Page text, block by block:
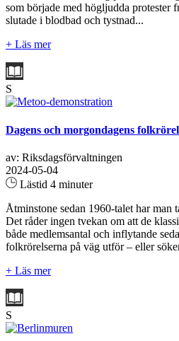
som började med högljudda protester
slutade i blodbad och tystnad...
+ Läs mer
S
Dagens och morgondagens
av: Riksdagsförvaltningen
2024-05-04
Lästid 4 minuter
Åtminstone sedan 1960-talet har man
Det råder ingen tvekan om att de
både medlemsantal och inflytande
folkrörelserna på väg utför – eller
+ Läs mer
S